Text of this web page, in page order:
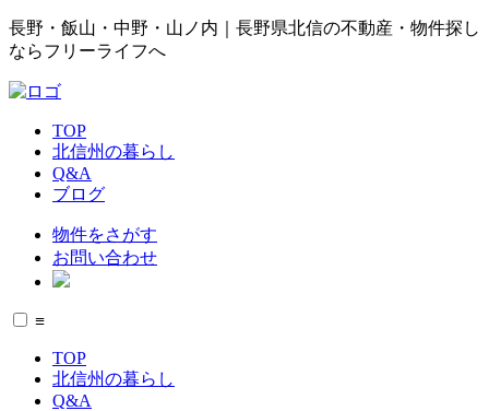
長野・飯山・中野・山ノ内｜長野県北信の不動産・物件探し
ならフリーライフへ
TOP
北信州の暮らし
Q&A
ブログ
物件をさがす
お問い合わせ
≡
TOP
北信州の暮らし
Q&A